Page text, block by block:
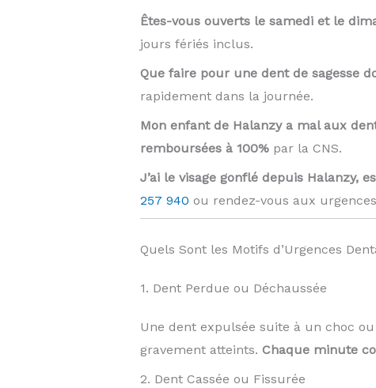
Êtes-vous ouverts le samedi et le
jours fériés inclus.
Que faire pour une dent de sagesse
rapidement dans la journée.
Mon enfant de Halanzy a mal aux
remboursées à 100%par la CNS.
J’ai le visage gonflé depuis Halanzy,
257 940 ou rendez-vous aux
Quels Sont les Motifs d’Urgences
1. Dent Perdue ou Déchaussée
Une dent expulsée suite à un choc
gravement atteints. Chaque minute
2. Dent Cassée ou Fissurée